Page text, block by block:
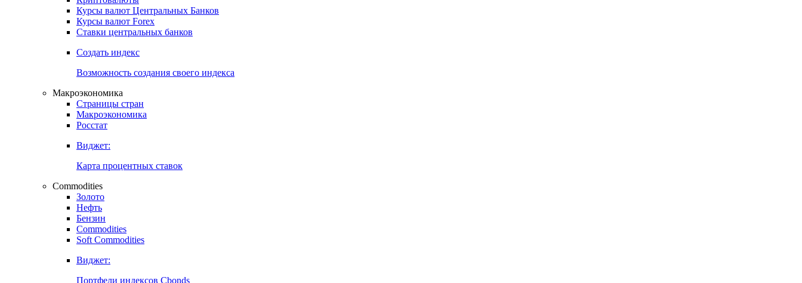
Индикаторы рынка
Поиск индексов
Криптовалюты
Курсы валют Центральных Банков
Курсы валют Forex
Ставки центральных банков
Создать индекс
Возможность создания своего индекса
Макроэкономика
Страницы стран
Макроэкономика
Росстат
Виджет:
Карта процентных ставок
Commodities
Золото
Нефть
Бензин
Commodities
Soft Commodities